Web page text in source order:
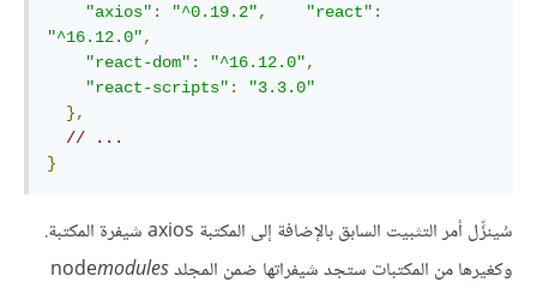
"axios" : "^0.19.2", "react" :
"^16.12.0",
"react-dom" : "^16.12.0",
"react-scripts" :
"3.3.0"
},
// ...
}
سُينزِّل أمر التثبيت السابق بالإضافة إلى المكتبة axios شيفرة المكتبة.
وكغيرها من المكتبات ستجد شيفراتها ضمن المجلد nodemodules